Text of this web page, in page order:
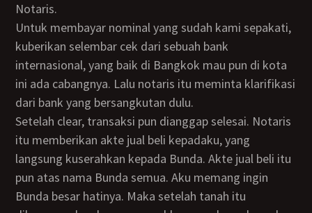
Notaris.
Untuk membayar nominal yang sudah kami sepakati,
kuberikan selembar cek dari sebuah bank
internasional, yang baik di Bangkok mau pun di kota
ini ada cabangnya. Lalu notaris itu meminta klarifikasi
dari bank yang bersangkutan dulu.
Setelah clear, transaksi pun dianggap selesai. Notaris
itu memberikan akte jual beli kepadaku, yang
langsung kuserahkan kepada Bunda. Akte jual beli itu
pun atas nama Bunda semua. Aku memang ingin
Bunda besar hatinya. Maka setelah tanah itu